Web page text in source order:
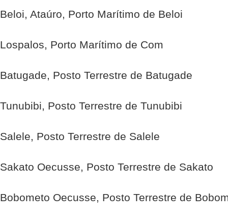
Beloi, Ataúro, Porto Marítimo de Beloi
Lospalos, Porto Marítimo de Com
Batugade, Posto Terrestre de Batugade
Tunubibi, Posto Terrestre de Tunubibi
Salele, Posto Terrestre de Salele
Sakato Oecusse, Posto Terrestre de Sakato
Bobometo Oecusse, Posto Terrestre de